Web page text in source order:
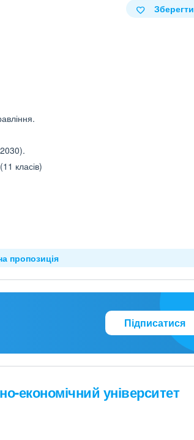
Зберегти
класів)
пропозиція
Підписатися
економічний університет